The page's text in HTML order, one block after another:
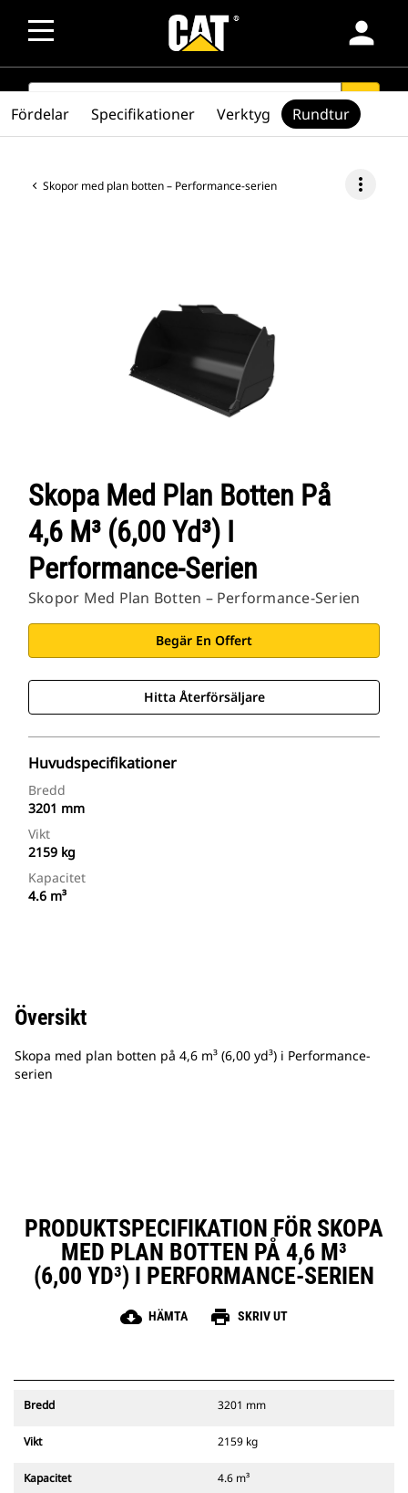
person
SEARCH search
Skopor med plan botten – Performance-serien more_vert
Skopa Med Plan Botten På
4,6 M³ (6,00 Yd³) I
Performance-Serien
Skopor Med Plan Botten – Performance-Serien
Begär En Offert
Hitta Återförsäljare
Huvudspecifikationer
Bredd
3201 mm
Vikt
2159 kg
Kapacitet
4.6 m³
Fördelar Specifikationer Verktyg Rundtur
Översikt
Skopa med plan botten på 4,6 m³ (6,00 yd³) i Performance-
serien
PRODUKTSPECIFIKATION FÖR SKOPA
MED PLAN BOTTEN PÅ 4,6 M³
(6,00 YD³) I PERFORMANCE-SERIEN
cloud_download HÄMTA print SKRIV UT
Bredd 3201 mm
Vikt 2159 kg
Kapacitet 4.6 m³